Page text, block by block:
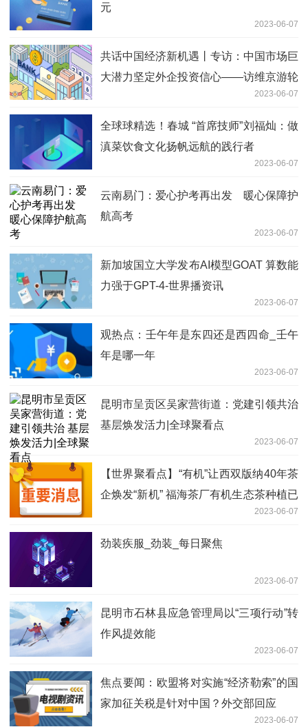
元
2023-06-07
共话中国经济新机遇丨专访：中国市场巨
大潜力坚定外企投资信心——访维京游轮
2023-06-07
全球球精选！春城 “首席技师”刘福灿：做
滇菜饮食文化扬帆远航的践行者
2023-06-07
云南易门：爱心护考再出发 暖心保障护
航高考
2023-06-07
新加坡国立大学发布AI模型GOAT 算数能
力强于GPT-4-世界播资讯
2023-06-07
观热点：壬午年是东四还是西四命_壬午
年是哪一年
2023-06-07
昆明市呈贡区吴家营街道：党建引领共治
基层焕发活力|全球聚看点
2023-06-07
【世界聚看点】“有机”让西双版纳40年茶
企焕发“新机” 福海茶厂有机生态茶种植已
2023-06-07
劲装疾服_劲装_每日聚焦
2023-06-07
昆明市石林县应急管理局以“三项行动”转
作风提效能
2023-06-07
焦点要闻：欧盟将对实施“经济勒索”的国
家加征关税是针对中国？外交部回应
2023-06-07